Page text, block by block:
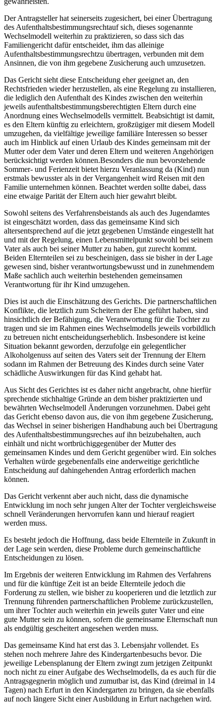
Der Antragsteller hat seinerseits zugesichert, bei einer Übertragung
des Aufenthaltsbestimmungsrechtauf sich, dieses sogenannte
Wechselmodell weiterhin zu praktizieren, so dass sich das
Familiengericht dafür entscheidet, ihm das alleinige
Aufenthaltsbestimmungsrechtzu übertragen, verbunden mit dem
Ansinnen, die von ihm gegebene Zusicherung auch umzusetzen.
Das Gericht sieht diese Entscheidung eher geeignet an, den
Rechtsfrieden wieder herzustellen, als eine Regelung zu installieren,
die lediglich den Aufenthalt des Kindes zwischen den weiterhin
jeweils aufenthaltsbestimmungsberechtigten Eltern durch eine
Anordnung eines Wechselmodells vermittelt. Beabsichtigt ist damit,
es den Eltern künftig zu erleichtern, großzügiger mit diesem Modell
umzugehen, da vielfältige jeweilige familiäre Interessen so besser
auch im Hinblick auf einen Urlaub des Kindes gemeinsam mit der
Mutter oder dem Vater und deren Eltern und weiteren Angehörigen
berücksichtigt werden können.Besonders die nun bevorstehende
Sommer- und Ferienzeit bietet hierzu Veranlassung da (Kind) nun
erstmals bewusster als in der Vergangenheit wird Reisen mit den
Familie unternehmen können. Beachtet werden sollte dabei, dass
eine etwaige Parität der Eltern auch hier gewahrt bleibt.
Sowohl seitens des Verfahrensbeistands als auch des Jugendamtes
ist eingeschätzt worden, dass das gemeinsame Kind sich
altersentsprechend auf die jetzt gegebenen Umstände eingestellt hat
und mit der Regelung, einen Lebensmittelpunkt sowohl bei seinem
Vater als auch bei seiner Mutter zu haben, gut zurecht kommt.
Beiden Elternteilen sei zu bescheinigen, dass sie bisher in der Lage
gewesen sind, bisher verantwortungsbewusst und in zunehmendem
Maße sachlich auch weiterhin bestehenden gemeinsamen
Verantwortung für ihr Kind umzugehen.
Dies ist auch die Einschätzung des Gerichts. Die partnerschaftlichen
Konflikte, die letztlich zum Scheitern der Ehe geführt haben, sind
hinsichtlich der Befähigung, die Verantwortung für die Tochter zu
tragen und sie im Rahmen eines Wechselmodells jeweils vorbildlich
zu betreuen nicht entscheidungserheblich. Insbesondere ist keine
Situation bekannt geworden, derzufolge ein gelegentlicher
Alkoholgenuss auf seiten des Vaters seit der Trennung der Eltern
sodann im Rahmen der Betreuung des Kindes durch seine Vater
schädliche Auswirkungen für das Kind gehabt hat.
Aus Sicht des Gerichtes ist es daher nicht angebracht, ohne hierfür
sprechende stichhaltige Gründe an dem bisher praktizierten und
bewährten Wechselmodell Änderungen vorzunehmen. Dabei geht
das Gericht ebenso davon aus, die von ihm gegebene Zusicherung,
das Wechsel in seiner bisherigen Handhabung auch bei Übertragung
des Aufenthaltsbestimmungsreches auf ihn beizubehalten, auch
einhält und nicht wortbrüchiggegenüber der Mutter des
gemeinsamen Kindes und dem Gericht gegenüber wird. Ein solches
Verhalten würde gegebenenfalls eine anderweitige gerichtliche
Entscheidung auf dahingehenden Antrag erforderlich machen
können.
Das Gericht verkennt aber auch nicht, dass die dynamische
Entwicklung im noch sehr jungen Alter der Tochter vergleichsweise
schnell Veränderungen hervorrufen kann und hierauf reagiert
werden muss.
Es besteht jedoch die Hoffnung, dass beide Elternteile in Zukunft in
der Lage sein werden, diese Probleme durch gemeinschaftliche
Entscheidungen zu lösen.
Im Ergebnis der weiteren Entwicklung im Rahmen des Verfahrens
und für die künftige Zeit ist an beide Elternteile jedoch die
Forderung zu stellen, wie bisher zu kooperieren und die letztlich zur
Trennung führenden partnerschaftlichen Probleme zurückzustellen,
um ihrer Tochter auch weiterhin ein jeweils guter Vater und eine
gute Mutter sein zu können, sofern die gemeinsame Elternschaft nun
als endgültig gescheitert angesehen werden muss.
Das gemeinsame Kind hat erst das 3. Lebensjahr vollendet. Es
stehen noch mehrere Jahre des Kindergartenbesuchs bevor. Die
jeweilige Lebensplanung der Eltern zwingt zum jetzigen Zeitpunkt
noch nicht zu einer Aufgabe des Wechselmodells, da es auch für die
Antragsgegnerin möglich und zumutbar ist, das Kind (dreimal in 14
Tagen) nach Erfurt in den Kindergarten zu bringen, da sie ebenfalls
auf noch längere Sicht einer Ausbildung in Erfurt nachgehen wird.